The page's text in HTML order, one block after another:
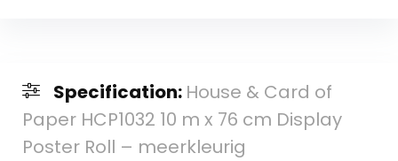
Specification: House & Card of
Paper HCP1032 10 m x 76 cm Display
Poster Roll – meerkleurig